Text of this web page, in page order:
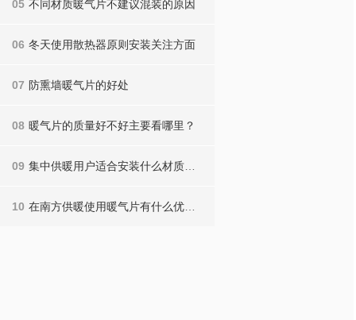
05 不同材质暖气片不建议混装的原因
06 冬天使用散热器原则安装关注方面
07 防熏墙暖气片的好处
08 暖气片的质量好不好主要看哪里？
09 集中供暖用户适合安装什么材质的暖气片？
10 在南方供暖使用暖气片有什么优势？